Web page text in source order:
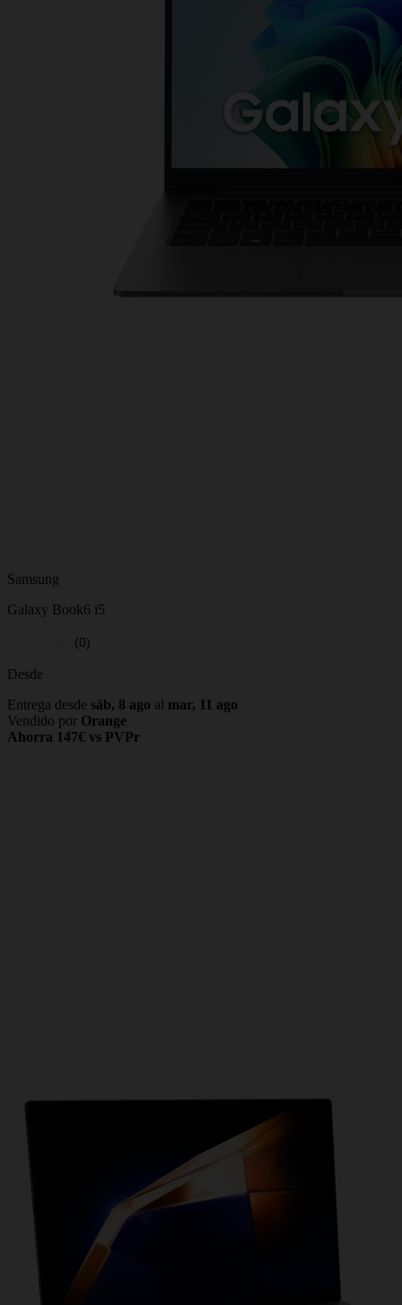
Samsung
Galaxy Book6 i5
(0)
Desde
Entrega desde sáb, 8 ago al mar, 11 ago
Vendido por Orange
Ahorra 147€ vs PVPr